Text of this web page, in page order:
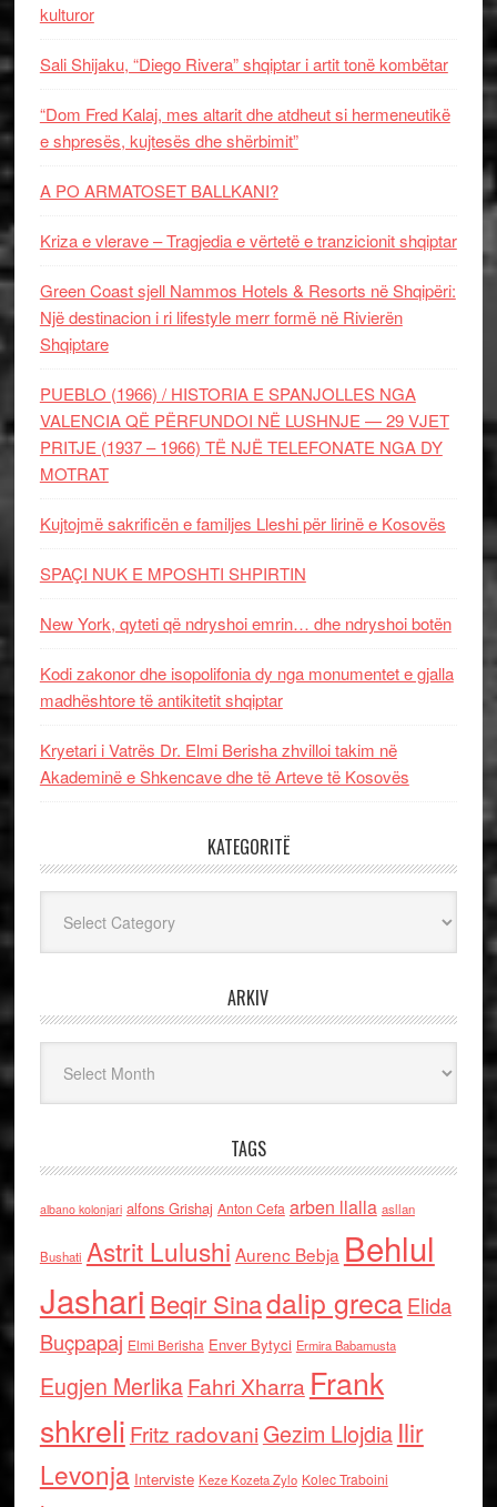
kulturor
Sali Shijaku, “Diego Rivera” shqiptar i artit tonë kombëtar
“Dom Fred Kalaj, mes altarit dhe atdheut si hermeneutikë
e shpresës, kujtesës dhe shërbimit”
A PO ARMATOSET BALLKANI?
Kriza e vlerave – Tragjedia e vërtetë e tranzicionit shqiptar
Green Coast sjell Nammos Hotels & Resorts në Shqipëri:
Një destinacion i ri lifestyle merr formë në Rivierën
Shqiptare
PUEBLO (1966) / HISTORIA E SPANJOLLES NGA
VALENCIA QË PËRFUNDOI NË LUSHNJE — 29 VJET
PRITJE (1937 – 1966) TË NJË TELEFONATE NGA DY
MOTRAT
Kujtojmë sakrificën e familjes Lleshi për lirinë e Kosovës
SPAÇI NUK E MPOSHTI SHPIRTIN
New York, qyteti që ndryshoi emrin… dhe ndryshoi botën
Kodi zakonor dhe isopolifonia dy nga monumentet e gjalla
madhështore të antikitetit shqiptar
Kryetari i Vatrës Dr. Elmi Berisha zhvilloi takim në
Akademinë e Shkencave dhe të Arteve të Kosovës
KATEGORITË
ARKIV
TAGS
albano kolonjari alfons Grishaj Anton Cefa arben llalla asllan
Bushati Astrit Lulushi Aurenc Bebja Behlul
Jashari Beqir Sinadalip grecaElida
Buçpapaj Elmi Berisha Enver Bytyci Ermira Babamusta
Eugjen MerlikaFahri Xharra Frank
shkreli Fritz radovaniGezim Llojdia Ilir
Levonja Interviste Keze Kozeta Zylo Kolec Traboini